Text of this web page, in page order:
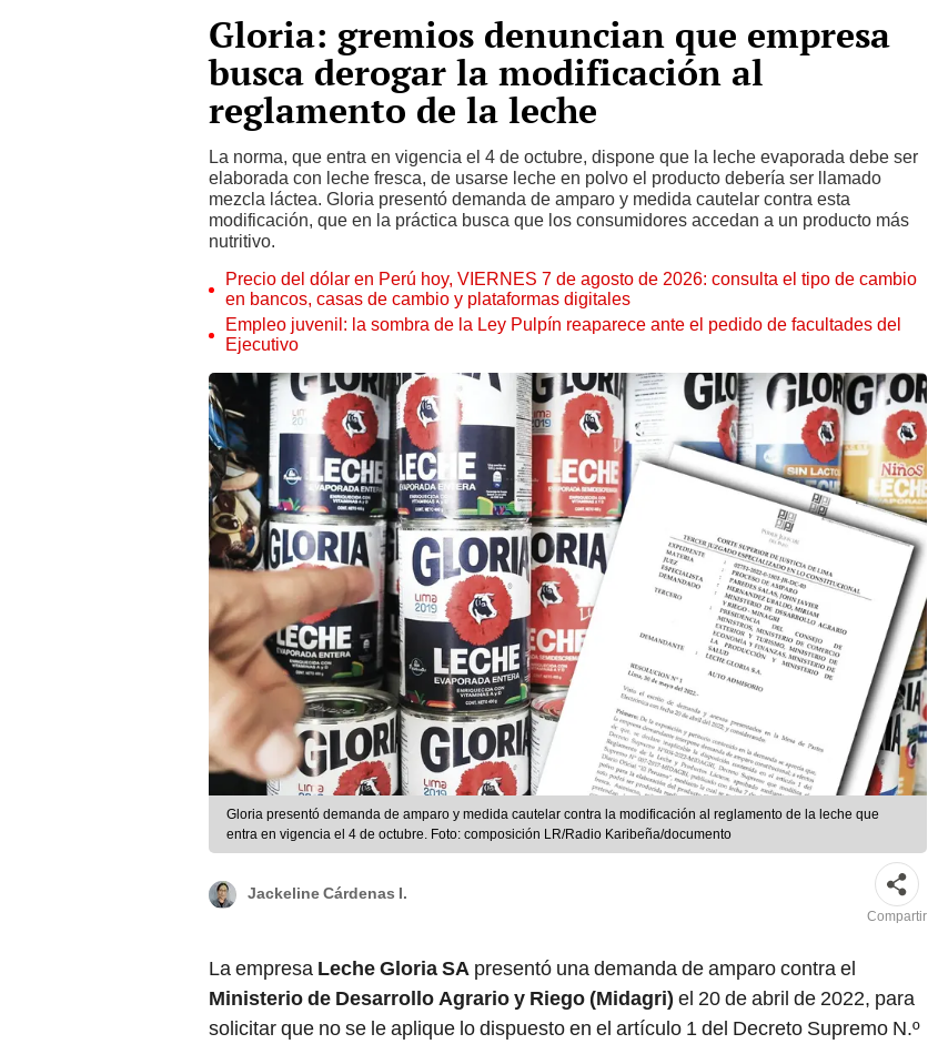
Gloria: gremios denuncian que empresa
busca derogar la modificación al
reglamento de la leche
La norma, que entra en vigencia el 4 de octubre, dispone que la leche evaporada debe ser
elaborada con leche fresca, de usarse leche en polvo el producto debería ser llamado
mezcla láctea. Gloria presentó demanda de amparo y medida cautelar contra esta
modificación, que en la práctica busca que los consumidores accedan a un producto más
nutritivo.
Precio del dólar en Perú hoy, VIERNES 7 de agosto de 2026: consulta el tipo de cambio
en bancos, casas de cambio y plataformas digitales
Empleo juvenil: la sombra de la Ley Pulpín reaparece ante el pedido de facultades del
Ejecutivo
Gloria presentó demanda de amparo y medida cautelar contra la modificación al reglamento de la leche que
entra en vigencia el 4 de octubre. Foto: composición LR/Radio Karibeña/documento
Jackeline Cárdenas I.
Compartir
La empresa Leche Gloria SA presentó una demanda de amparo contra el
Ministerio de Desarrollo Agrario y Riego (Midagri) el 20 de abril de 2022, para
solicitar que no se le aplique lo dispuesto en el artículo 1 del Decreto Supremo N.º